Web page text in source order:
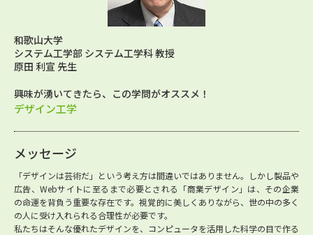
和歌山大学
システム工学部 システム工学科 教授
原田 利宣 先生
興味が湧いてきたら、この学問がオススメ！
デザイン工学
メッセージ
「デザインは芸術だ」という考え方は間違いではありません。しかし製品や
広告、Webサイトに至るまで必要とされる「商業デザイン」は、その企業
の命運を背負う重要な存在です。視覚的に美しくありながら、世の中の多く
の人に受け入れられる合理性が必要です。
私たちはそんな優れたデザインを、コンピュータを活用した科学の目で作る